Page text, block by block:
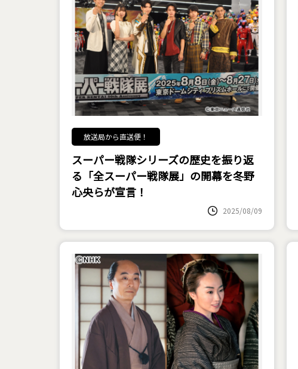
放送局から直送便！
スーパー戦隊シリーズの歴史を振り返
る「全スーパー戦隊展」の開幕を冬野
心央らが宣言！
2025/08/09